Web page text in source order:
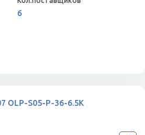
6
OLP-S05-P-36-6.5K